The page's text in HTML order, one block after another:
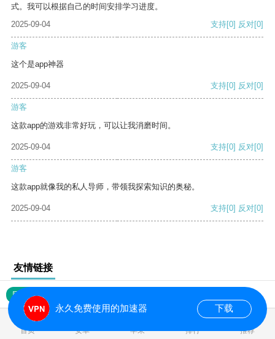
式。我可以根据自己的时间安排学习进度。
2025-09-04
支持[0] 反对[0]
游客
这个是app神器
2025-09-04 支持[0] 反对[0]
游客
这款app的游戏非常好玩，可以让我消磨时间。
2025-09-04 支持[0] 反对[0]
游客
这款app就像我的私人导师，带领我探索知识的奥秘。
2025-09-04 支持[0] 反对[0]
友情链接
网站地图
首页 安卓 苹果 排行 推荐
永久免费使用的加速器 下载
0.016714s